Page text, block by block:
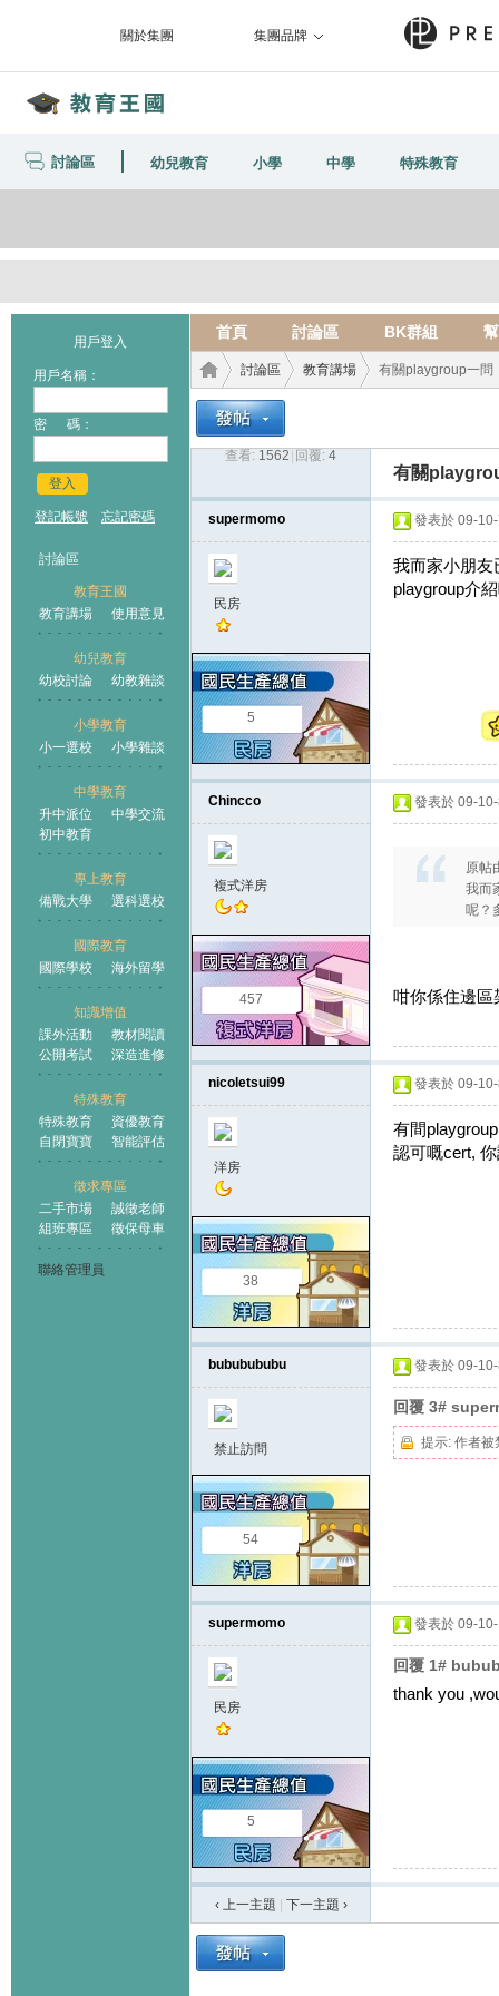
關於集團 集團品牌
討論區 幼兒教育 小學 中學 特殊教育
用戶登入
用戶名稱：
密 碼：
登入
登記帳號 忘記密碼
討論區
教育王國
教育講場
使用意見
幼兒教育
幼校討論
幼教雜談
小學教育
小一選校
小學雜談
中學教育
升中派位
中學交流
初中教育
專上教育
備戰大學
選科選校
國際教育
國際學校
海外留學
知識增值
課外活動
教材閱讀
公開考試
深造進修
特殊教育
特殊教育
資優教育
自閉寶寶
智能評估
徵求專區
二手市場
誠徵老師
組班專區
徵保母車
聯絡管理員
首頁 討論區 BK群組
王國
討論區
›
教育講場 有關playgroup一問
查看: 1562 回覆: 4
有關
supermomo
民房
5
發表於 09-
我而家小朋友
playgroup介
Chincco
複式洋房
457
發表於 09-
原帖
我而
呢？
咁你係住邊區
nicoletsui99
洋房
38
發表於 09-
有間
認可嘅cert,
bububububu
禁止訪問
54
發表於 09-
回覆 3#
提示: 作者被
supermomo
民房
5
發表於 09-
回覆 1#
thank you
‹ 上一主題 下一主題 ›